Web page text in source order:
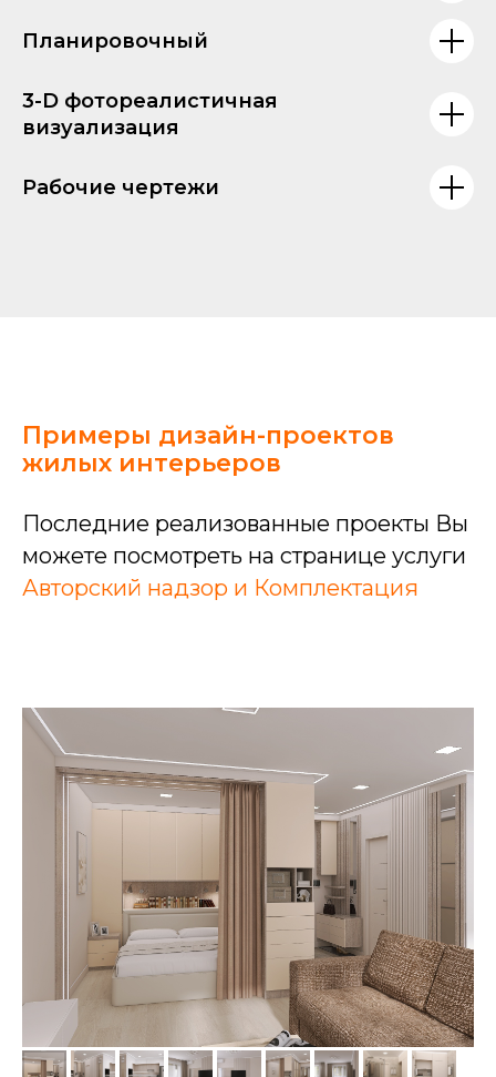
Планировочный
3-D фотореалистичная
визуализация
Рабочие чертежи
Примеры дизайн-проектов
жилых интерьеров
Последние реализованные проекты Вы
можете посмотреть на странице услуги
Авторский надзор и Комплектация